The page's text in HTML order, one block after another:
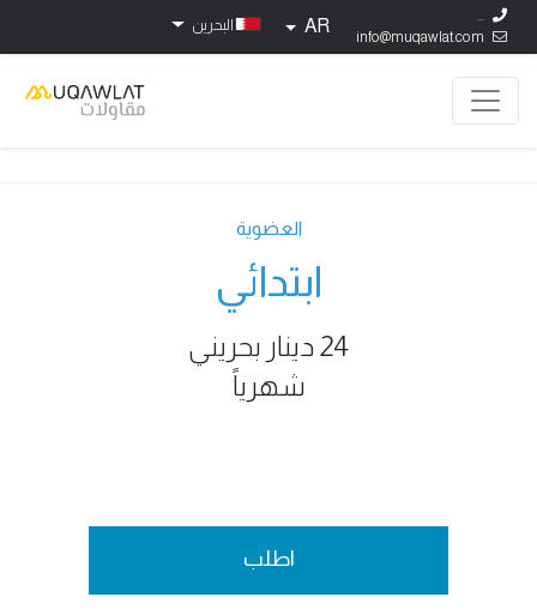
...
info@muqawlat.com
AR البحرين
العضوية
ابتدائي
24 دينار بحريني
شهرياً
اطلب